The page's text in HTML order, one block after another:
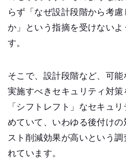
らず「なぜ設計段階から考
か」という指摘を受けない
す。
そこで、設計段階など、可
実施すべきセキュリティ対策
「シフトレフト」なセキュ
めていて、いわゆる後付け
スト削減効果が高いという
れています。